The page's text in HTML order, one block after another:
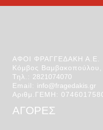
ΑΦΟΙ ΦΡΑΓΓΕΔΑΚΗ Α.Ε.
Κόμβος Βαμβακοπούλου,
Τηλ.: 2821074070
Email: info@fragedakis.gr
Αριθμ.ΓΕΜΗ:
ΑΓΟΡΕΣ